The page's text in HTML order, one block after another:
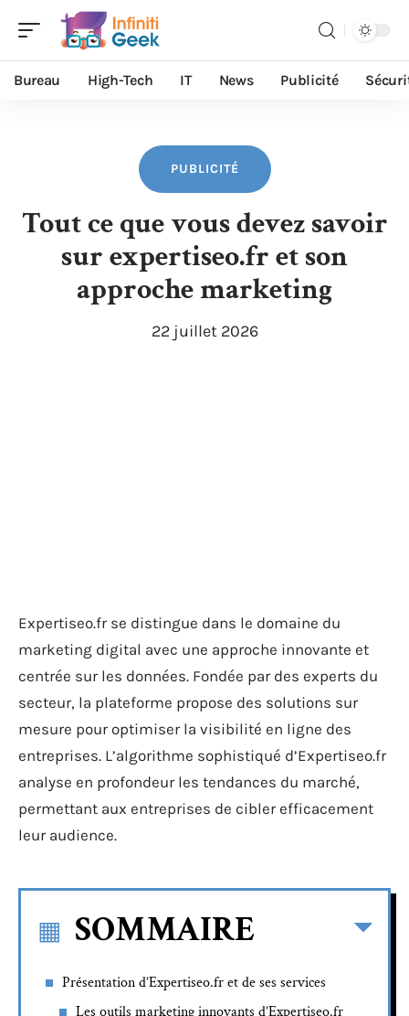
Bureau High-Tech IT News Publicité
PUBLICITÉ
Tout ce que vous devez savoir
sur expertiseo.fr et son
approche marketing
22 juillet 2026
Expertiseo.fr se distingue dans le domaine du
marketing digital avec une approche innovante et
centrée sur les données. Fondée par des experts du
secteur, la plateforme propose des solutions sur
mesure pour optimiser la visibilité en ligne des
entreprises. L’algorithme sophistiqué d’Expertiseo.fr
analyse en profondeur les tendances du marché,
permettant aux entreprises de cibler efficacement
leur audience.
SOMMAIRE
Présentation d’Expertiseo.fr et de ses services
Les outils marketing innovants d’Expertiseo.fr